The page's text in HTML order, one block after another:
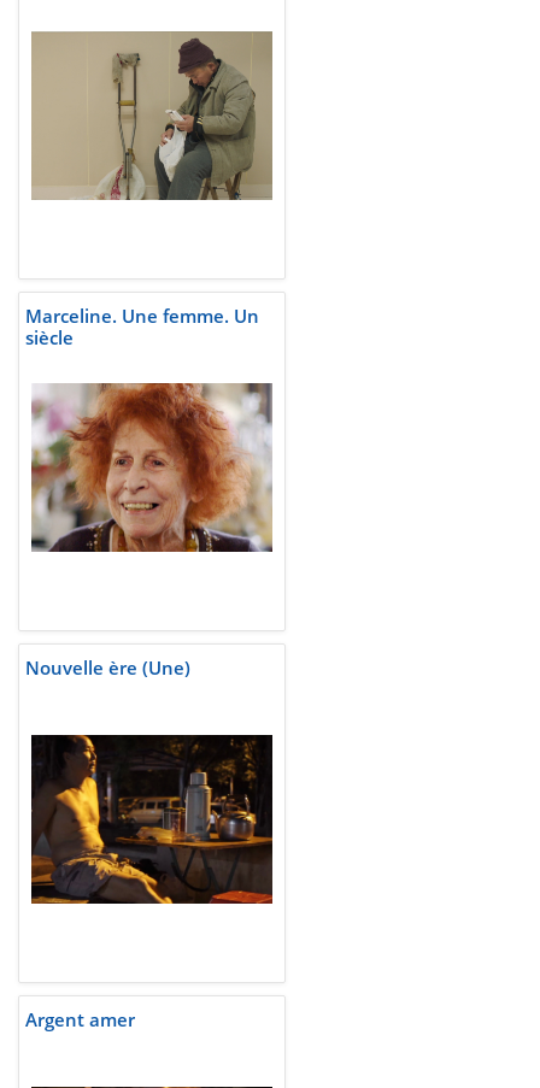
Marceline. Une femme. Un
siècle
Nouvelle ère (Une)
Argent amer